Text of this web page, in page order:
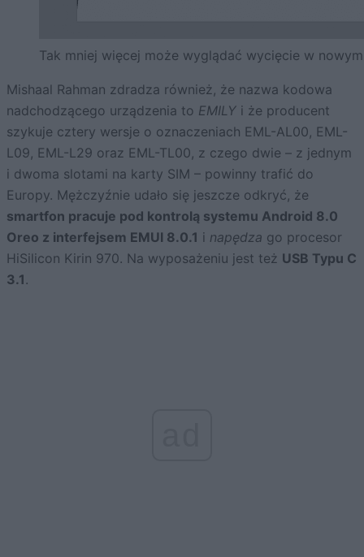
Tak mniej więcej może wyglądać wycięcie w
Mishaal Rahman zdradza również, że nazwa kodowa
nadchodzącego urządzenia to EMILY i że producent
szykuje cztery wersje o oznaczeniach EML-AL00, EML-
L09, EML-L29 oraz EML-TL00, z czego dwie – z jednym
i dwoma slotami na karty SIM – powinny trafić do
Europy. Mężczyźnie udało się jeszcze odkryć, że
smartfon pracuje pod kontrolą systemu Android 8.0
Oreo z interfejsem EMUI 8.0.1 i napędza go procesor
HiSilicon Kirin 970. Na wyposażeniu jest też USB Typu C
3.1.